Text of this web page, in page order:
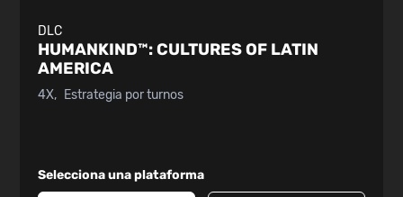
DLC
HUMANKIND™:CULTURES OF LATIN
AMERICA
4X Estrategia por turnos
Selecciona una plataforma